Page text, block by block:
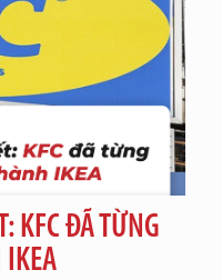
KFC ĐÃ TỪNG
IKEA